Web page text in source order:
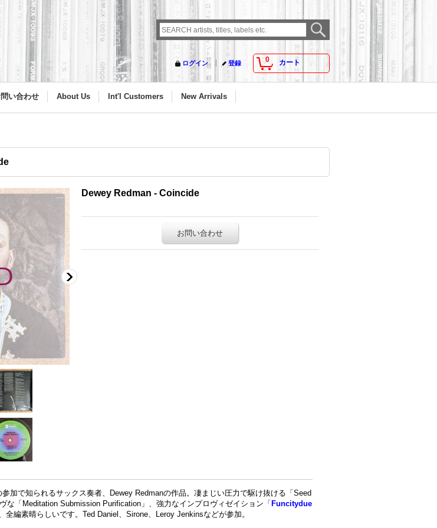
0 カート
ログイン 登録
い合わせ About Us Int'l Customers New Arrivals
Dewey Redman - Coincide
お問い合わせ
加で知られるサックス奏者、Dewey Redmanの作品。凄まじい圧力で駆け抜ける「Seed
な「Meditation Submission Purification」、強力なインプロヴィゼイション「 Funcitydue
全編素晴らしいです。Ted Daniel、Sirone、Leroy Jenkinsなどが参加。